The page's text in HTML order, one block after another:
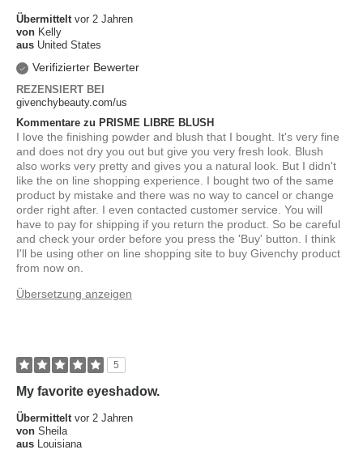
Übermittelt vor 2 Jahren
von Kelly
aus United States
Verifizierter Bewerter
REZENSIERT BEI
givenchybeauty.com/us
Kommentare zu PRISME LIBRE BLUSH
I love the finishing powder and blush that I bought. It's very fine
and does not dry you out but give you very fresh look. Blush
also works very pretty and gives you a natural look. But I didn't
like the on line shopping experience. I bought two of the same
product by mistake and there was no way to cancel or change
order right after. I even contacted customer service. You will
have to pay for shipping if you return the product. So be careful
and check your order before you press the 'Buy' button. I think
I'll be using other on line shopping site to buy Givenchy product
from now on.
Übersetzung anzeigen
5
My favorite eyeshadow.
Übermittelt vor 2 Jahren
von Sheila
aus Louisiana